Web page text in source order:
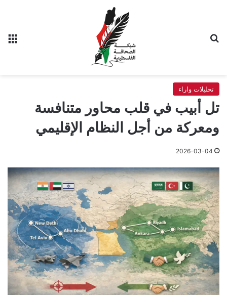
تحليلات واراء
تل أبيب في قلب محاور متنافسة
ومعركة من أجل النظام الإقليمي
2026-03-04